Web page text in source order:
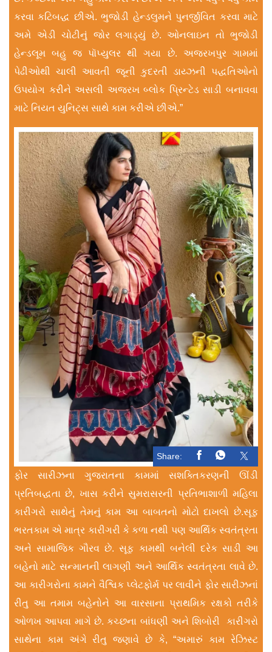
કરવા કટિબદ્ધ છીએ. ભુજોડી હેન્ડલુમને પુનર્જીવિત કરવા માટે
અમે એડી ચોટીનું જોર લગાડ્યું છે. ઓનલાઇન તો ભુજોડી
હેન્ડલૂમ બહુ જ પૉપ્યુલર થી ગયા છે. અજરખપુર ગામમાં
પેઢીઓથી ચાલી આવતી જૂની કુદરતી ડાય્ઝની પદ્ધતિઓનો
ઉપયોગ કરીને અસલી અજરખ બ્લોક પ્રિન્ટેડ સાડી બનાવવા
માટે નિયત યુનિટ્સ સાથે કામ કરીએ છીએ.”
Share:
ફોર સારીઝના ગુજરાતના કામમાં સશક્તિકરણની ઊંડી
પ્રતિબદ્ધતા છે, ખાસ કરીને સુમરાસરની પ્રતિભાશાળી મહિલા
કારીગરો સાથેનું તેમનું કામ આ બાબતનો મોટો દાખલો છે.સૂફ
ભરતકામ એ માત્ર કારીગરી કે કળા નથી પણ આર્થિક સ્વતંત્રતા
અને સામાજિક ગૌરવ છે. સૂફ કામથી બનેલી દરેક સાડી આ
બહેનો માટે સન્માનની લાગણી અને આર્થિક સ્વતંત્રતા લાવે છે.
આ કારીગરોના કામને વૈશ્વિક પ્લેટફોર્મ પર લાવીને ફોર સારીઝનાં
રીતુ આ તમામ બહેનોને આ વારસાના પ્રાથમિક રક્ષકો તરીકે
ઓળખ આપવા માગે છે. કચ્છના બાંધણી અને શિબોરી કારીગરો
સાથેના કામ અંગે રીતુ જણાવે છે કે, “અમારું કામ રેઝિસ્ટ